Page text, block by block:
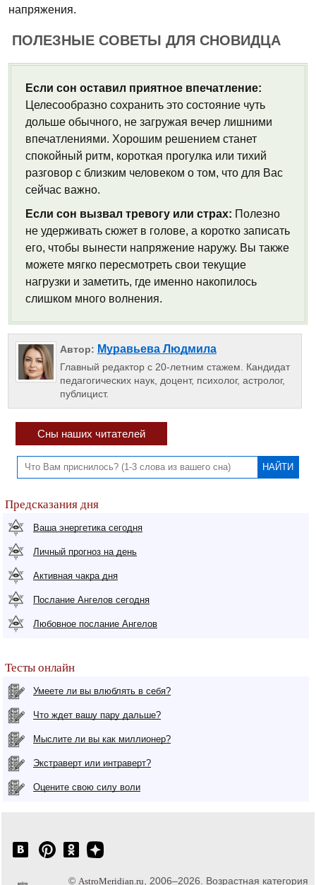
напряжения.
ПОЛЕЗНЫЕ СОВЕТЫ ДЛЯ СНОВИДЦА
Если сон оставил приятное впечатление:
Целесообразно сохранить это состояние чуть
дольше обычного, не загружая вечер лишними
впечатлениями. Хорошим решением станет
спокойный ритм, короткая прогулка или тихий
разговор с близким человеком о том, что для Вас
сейчас важно.
Если сон вызвал тревогу или страх: Полезно
не удерживать сюжет в голове, а коротко записать
его, чтобы вынести напряжение наружу. Вы также
можете мягко пересмотреть свои текущие
нагрузки и заметить, где именно накопилось
слишком много волнения.
Автор: Муравьева Людмила
Главный редактор с 20-летним стажем. Кандидат
педагогических наук, доцент, психолог, астролог,
публицист.
Сны наших читателей
Предсказания дня
Ваша энергетика сегодня
Личный прогноз на день
Активная чакра дня
Послание Ангелов сегодня
Любовное послание Ангелов
Тесты онлайн
Умеете ли вы влюблять в себя?
Что ждет вашу пару дальше?
Мыслите ли вы как миллионер?
Экстраверт или интраверт?
Оцените свою силу воли
© AstroMeridian.ru , 2006–2026. Возрастная категория